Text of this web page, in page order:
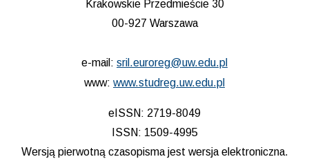
Krakowskie Przedmieście 30
00-927 Warszawa
e-mail: sril.euroreg@uw.edu.pl
www: www.studreg.uw.edu.pl
eISSN: 2719-8049
ISSN: 1509-4995
Wersją pierwotną czasopisma jest wersja elektroniczna.